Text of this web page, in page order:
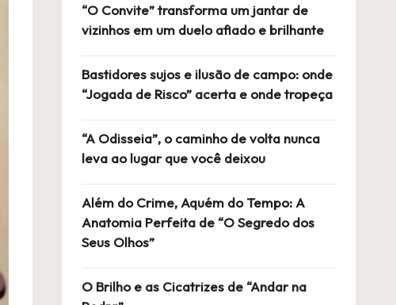
“O Convite” transforma um jantar de
vizinhos em um duelo afiado e brilhante
Bastidores sujos e ilusão de campo: onde
“Jogada de Risco” acerta e onde tropeça
“A Odisseia”, o caminho de volta nunca
leva ao lugar que você deixou
Além do Crime, Aquém do Tempo: A
Anatomia Perfeita de “O Segredo dos
Seus Olhos”
O Brilho e as Cicatrizes de “Andar na